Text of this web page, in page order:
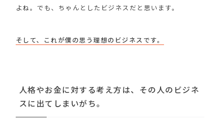
よね。でも、ちゃんとしたビジネスだと思います。
そして、これが僕の思う理想のビジネスです。
人格やお金に対する考え方は、その人のビジネ
スに出てしまいがち。